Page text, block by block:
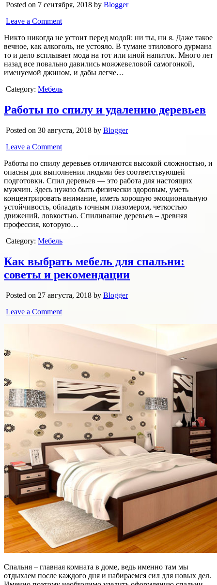
Posted on 7 сентября, 2018 by Blogger
Leave a Comment
Никто никогда не устоит перед модой: ни ты, ни я. Даже такое
вечное, как алкоголь, не устояло. В тумане этилового дурмана
то и дело всплывает мода на тот или иной напиток. Много лет
назад все повально давились можжевеловой самогонкой,
именуемой джином, и дабы легче…
Category: Мебель
Работы по спилу и удалению деревьев
Posted on 30 августа, 2018 by Blogger
Leave a Comment
Работы по спилу деревьев отличаются высокой сложностью, и
опасны для выполнения людьми без соответствующей
подготовки. Спил деревьев — это работа для настоящих
мужчин. Здесь нужно быть физически здоровым, уметь
концентрировать внимание, иметь хорошую эмоциональную
устойчивость, обладать точным глазомером, четкостью
движений, ловкостью. Спиливание деревьев – древняя
профессия, которую…
Category: Мебель
Как выбрать мебель для спальни:
советы и рекомендации
Posted on 27 августа, 2018 by Blogger
Leave a Comment
Спальня – главная комната в доме, ведь именно там мы
отдыхаем после каждого дня и набираемся сил для новых дел.